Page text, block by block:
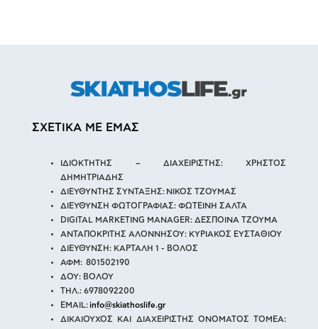
ΣΧΕΤΙΚΑ ΜΕ ΕΜΑΣ
ΙΔΙΟΚΤΗΤΗΣ – ΔΙΑΧΕΙΡΙΣΤΗΣ: ΧΡΗΣΤΟΣ
ΔΗΜΗΤΡΙΑΔΗΣ
ΔΙΕΥΘΥΝΤΗΣ ΣΥΝΤΑΞΗΣ: ΝΙΚΟΣ ΤΖΟΥΜΑΣ
ΔΙΕΥΘΥΝΣΗ ΦΩΤΟΓΡΑΦΙΑΣ: ΦΩΤΕΙΝΗ ΣΑΛΤΑ
DIGITAL MARKETING MANAGER: ΔΕΣΠΟΙΝΑ ΤΖΟΥΜΑ
ΑΝΤΑΠΟΚΡΙΤΗΣ ΑΛΟΝΝΗΣΟΥ: ΚΥΡΙΑΚΟΣ ΕΥΣΤΑΘΙΟΥ
ΔΙΕΥΘΥΝΣΗ: ΚΑΡΤΑΛΗ 1 - ΒΟΛΟΣ
ΑΦΜ: 801502190
ΔΟΥ: ΒΟΛΟΥ
ΤΗΛ.: 6978092200
EMAIL: info@skiathoslife.gr
ΔΙΚΑΙΟΥΧΟΣ ΚΑΙ ΔΙΑΧΕΙΡΙΣΤΗΣ ΟΝΟΜΑΤΟΣ ΤΟΜΕΑ: